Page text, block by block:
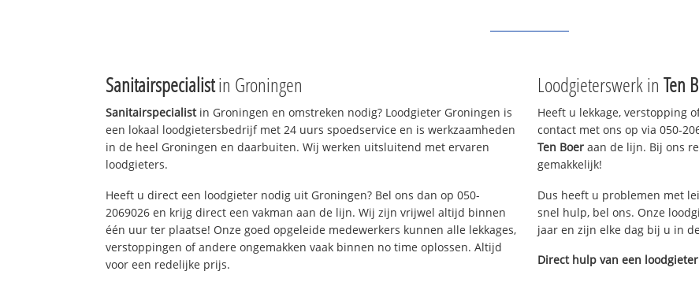
Sanitairspecialistin Groningen
Sanitairspecialistin Groningen en omstreken nodig? Loodgieter Groningen is
een lokaal loodgietersbedrijf met 24 uurs spoedservice en is werkzaamheden
in de heel Groningen en daarbuiten. Wij werken uitsluitend met ervaren
loodgieters.
Heeft u direct een loodgieter nodig uit Groningen? Bel ons dan op 050-
2069026 en krijg direct een vakman aan de lijn. Wij zijn vrijwel altijd binnen
één uur ter plaatse! Onze goed opgeleide medewerkers kunnen alle lekkages,
verstoppingen of andere ongemakken vaak binnen no time oplossen. Altijd
voor een redelijke prijs.
Loodgieterswerk in Ten
Heeft u lekkage, verstopping
contact met ons op via 050-
Ten Boer aan de lijn. Bij ons
gemakkelijk!
Dus heeft u problemen met
snel hulp, bel ons. Onze
jaar en zijn elke dag bij u in
Direct hulp van een